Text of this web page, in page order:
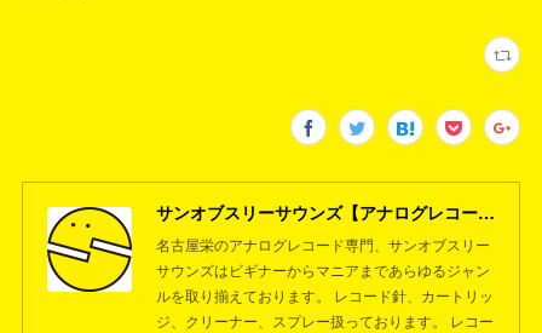
サンオブスリーサウンズ【アナログレコード専門店】名古屋栄
名古屋栄のアナログレコード専門、サンオブスリー
サウンズはビギナーからマニアまであらゆるジャン
ルを取り揃えております。 レコード針、カートリッ
ジ、クリーナー、スプレー扱っております。 レコー